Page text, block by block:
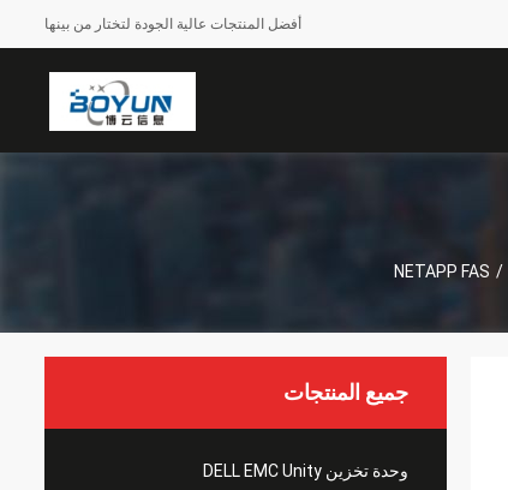
أفضل المنتجات عالية الجودة لتختار من بينها
NETAPP FAS /
جميع المنتجات
وحدة تخزين DELL EMC Unity